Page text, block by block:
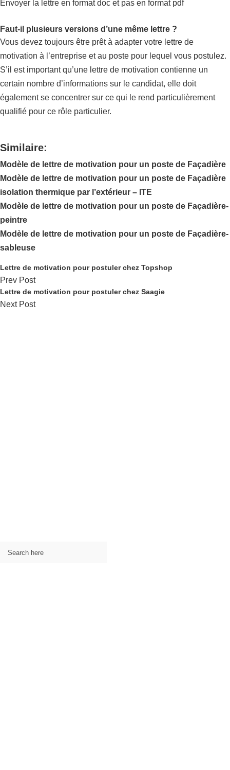
Envoyer la lettre en format doc et pas en format pdf
Faut-il plusieurs versions d’une même lettre ?
Vous devez toujours être prêt à adapter votre lettre de
motivation à l’entreprise et au poste pour lequel vous postulez.
S’il est important qu’une lettre de motivation contienne un
certain nombre d’informations sur le candidat, elle doit
également se concentrer sur ce qui le rend particulièrement
qualifié pour ce rôle particulier.
Similaire:
Modèle de lettre de motivation pour un poste de Façadière
Modèle de lettre de motivation pour un poste de Façadière
isolation thermique par l’extérieur – ITE
Modèle de lettre de motivation pour un poste de Façadière-
peintre
Modèle de lettre de motivation pour un poste de Façadière-
sableuse
Lettre de motivation pour postuler chez Topshop
Prev Post
Lettre de motivation pour postuler chez Saagie
Next Post